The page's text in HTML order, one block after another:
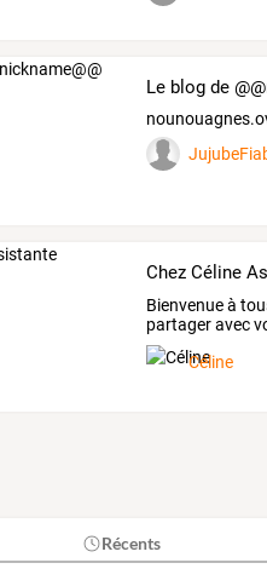
Le blog de
Chez Céline
Bienvenueà
partageravec
mon
Céline
Récents